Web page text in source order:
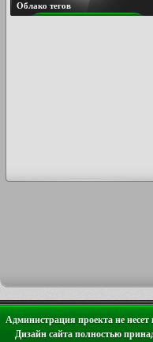
Облако тегов
Администрация проекта не
Дизайн сайта полностью